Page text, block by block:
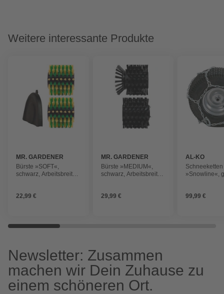
Weitere interessante Produkte
MR. GARDENER
Bürste »SOFT«,
schwarz, Arbeitsbreite:
22,99 €
MR. GARDENER
Bürste »MEDIUM«,
schwarz, Arbeitsbreite:
29,99 €
AL-KO
Schneeketten
»Snowline«,
99,99 €
Newsletter: Zusammen
machen wir Dein Zuhause zu
einem schöneren Ort.